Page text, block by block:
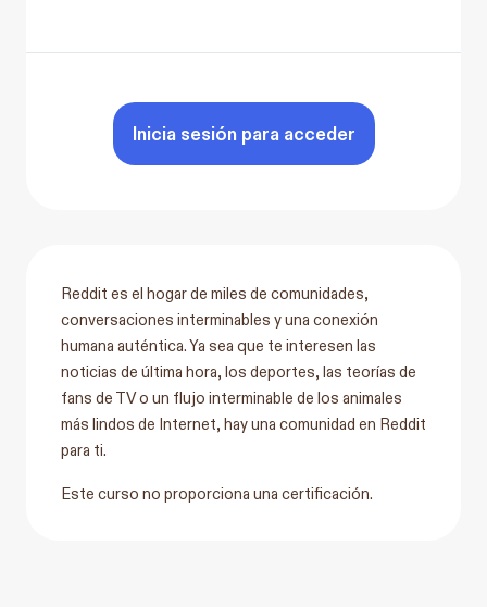
Inicia sesión para acceder
Reddit es el hogar de miles de comunidades,
conversaciones interminables y una conexión
humana auténtica. Ya sea que te interesen las
noticias de última hora, los deportes, las teorías de
fans de TV o un flujo interminable de los animales
más lindos de Internet, hay una comunidad en Reddit
para ti.
Este curso no proporciona una certificación.